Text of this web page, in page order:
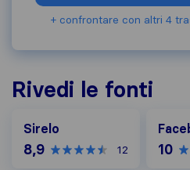
+ confrontare con altri 4
Rivedi le fonti
Sirelo
8,9 12 10